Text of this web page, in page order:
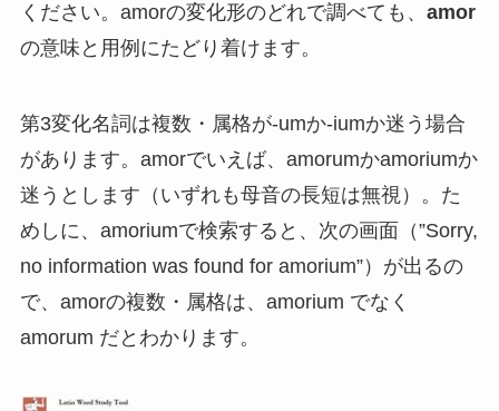
ください。amorの変化形のどれで調べても、 amor
の意味と用例にたどり着けます。
第3変化名詞は複数・属格が-umか-iumか迷う場合
があります。amorでいえば、amorumかamoriumか
迷うとします（いずれも母音の長短は無視）。た
めしに、amoriumで検索すると、次の画面（”Sorry,
no information was found for amorium”）が出るの
で、amorの複数・属格は、amorium でなく
amorum だとわかります。